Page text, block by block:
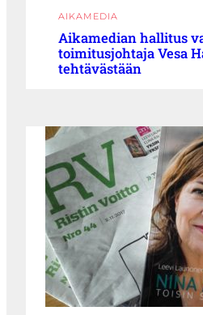
AIKAMEDIA
Aikamedian hallitus
toimitusjohtaja Vesa
tehtävästään